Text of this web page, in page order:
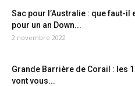
Sac pour l’Australie : que faut-il
pour un an Down...
2 novembre 2022
Grande Barrière de Corail : les
vont vous...